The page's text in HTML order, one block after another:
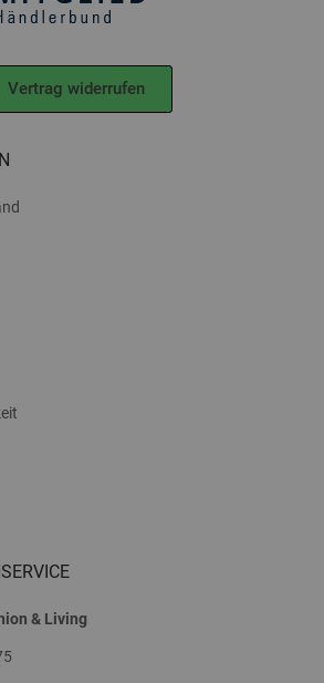
Vertrag widerrufen
& Living